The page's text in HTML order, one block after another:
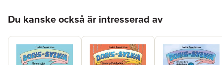
Du kanske också är intresserad av